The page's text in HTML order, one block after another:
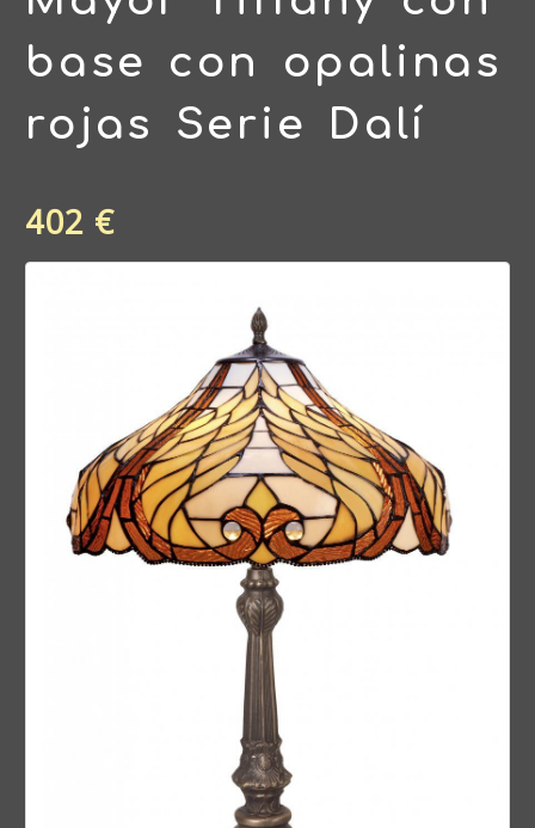
base con opalinas
rojas Serie Dalí
402 €